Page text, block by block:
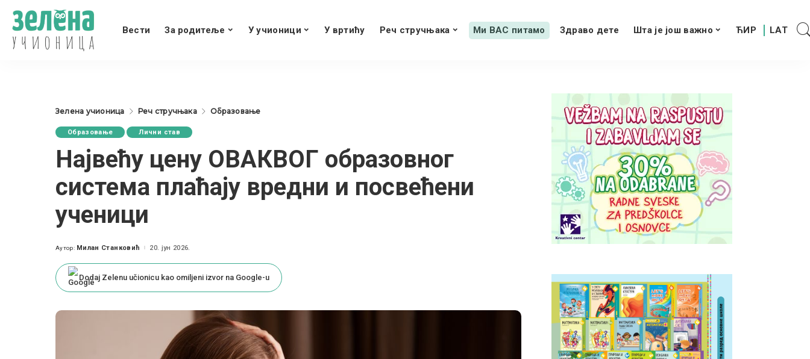
Вести За родитеље У учионици У вртићу Реч стручњака Ми ВАС питамо Здраво дете Шта је још важно
Зелена учионица Реч стручњака Образовање
Образовање Лични став
Највећу цену ОВАКВОГ образовног
система плаћају вредни и посвећени
ученици
Posted
Аутор: Милан Станковић 20. јун 2026.
Dodaj Zelenu učionicu kao omiljeni izvor na Google-u